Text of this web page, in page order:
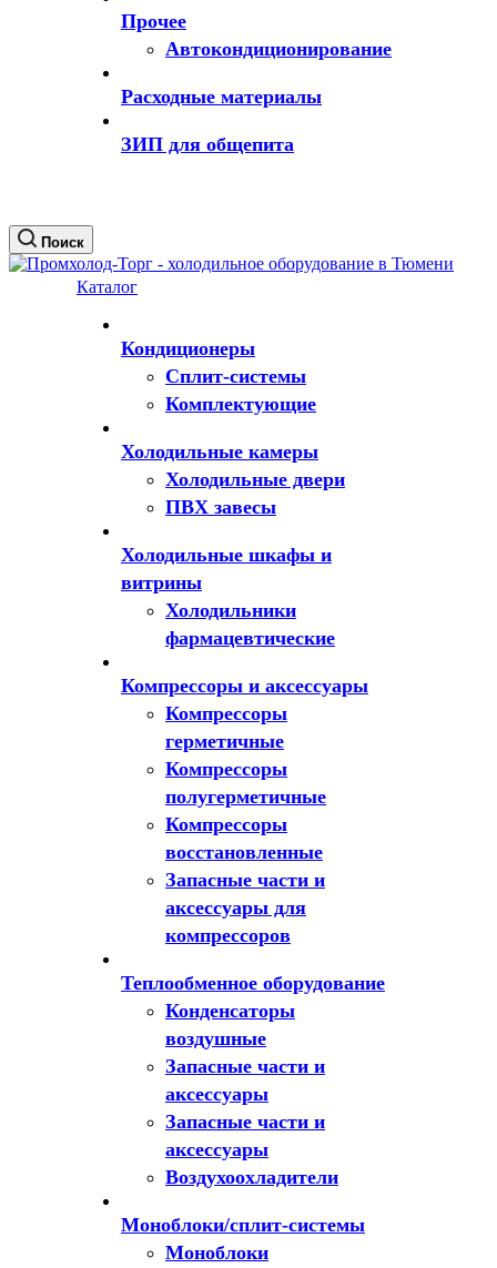
Прочее
Автокондиционирование
Расходные материалы
ЗИП для общепита
Поиск
Каталог
Кондиционеры
Сплит-системы
Комплектующие
Холодильные камеры
Холодильные двери
ПВХ завесы
Холодильные шкафы и
витрины
Холодильники
фармацевтические
Компрессоры и аксессуары
Компрессоры
герметичные
Компрессоры
полугерметичные
Компрессоры
восстановленные
Запасные части и
аксессуары для
компрессоров
Теплообменное оборудование
Конденсаторы
воздушные
Запасные части и
аксессуары
Запасные части и
аксессуары
Воздухоохладители
Моноблоки/сплит-системы
Моноблоки